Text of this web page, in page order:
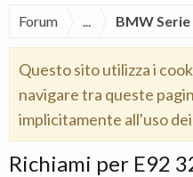
Forum ... BMW Serie
Questo sito utilizza i
navigare tra queste
implicitamente all'uso
Richiami per E92